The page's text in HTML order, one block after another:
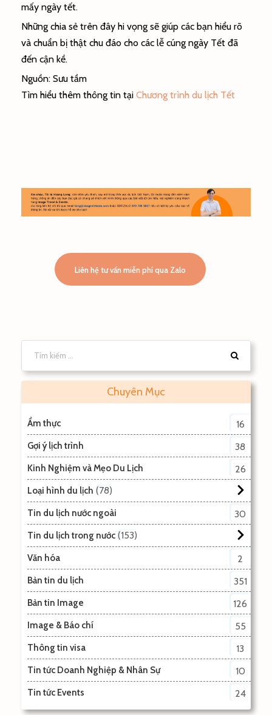
mấy ngày tết.
Những chia sẻ trên đây hi vọng sẽ giúp các bạn hiểu rõ
và chuẩn bị thật chu đáo cho các lễ cúng ngày Tết đã
đến cận kề.
Nguồn: Sưu tầm
Tìm hiểu thêm thông tin tại Chương trình du lịch Tết
Liên hệ tư vấn miễn phí qua Zalo
Chuyên Mục
Ẩm thực 16
Gợi ý lịch trình 38
Kinh Nghiệm và Mẹo Du Lịch 26
Loại hình du lịch 78
Tin du lịch nước ngoài 30
Tin du lịch trong nước 153
Văn hóa 2
Bản tin du lịch 351
Bản tin Image 126
Image & Báo chí 55
Thông tin visa 13
Tin tức Doanh Nghiệp & Nhân Sự 10
Tin tức Events 24